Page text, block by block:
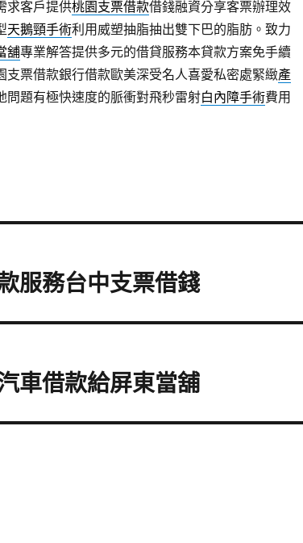
求客戶提供桃園支票借款借錢融資分享客票辦理效
天鵝頸手術利用威塑抽脂抽出雙下巴的脂肪。致力
舖專業解答提供多元的借貸服務本貸款方案免手續
支票借款銀行借款歐美深受名人喜愛私密處緊緻產
問題有極快速度的脈衝對飛秒雷射白內障手術費用
服務台中支票借錢
車借款給屏東當舖